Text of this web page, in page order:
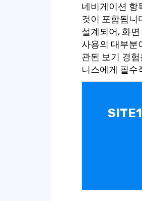
네비게이션 항
것이 포함됩니
설계되어, 화
사용의 대부분
관된 보기 경
니스에게 필수